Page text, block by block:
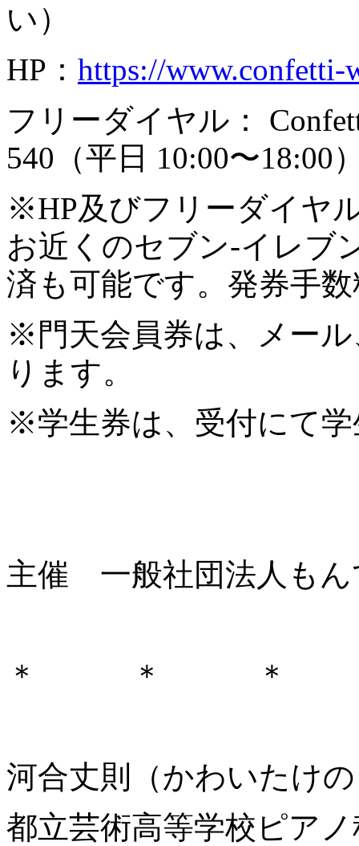
い）
HP： https://www.confetti-
フリーダイヤル：
540（平日 10:00〜18:00
※HP及びフリーダイヤ
お近くのセブン-イレブ
済も可能です。発券手
※門天会員券は、メー
ります。
※学生券は、受付にて
主催 一般社団法人もん
＊ ＊ ＊
河合丈則（かわいたけ
都立芸術高等学校ピア